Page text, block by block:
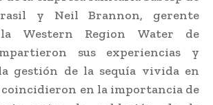
y Neil Brannon, gerente
Western Region Water de
sus experiencias y
gestión de la sequía vivida en
coincidieron en la importancia de